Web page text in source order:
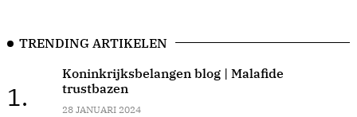
TRENDING ARTIKELEN
1.
Koninkrijksbelangen blog | Malafide
trustbazen
28 JANUARI 2024